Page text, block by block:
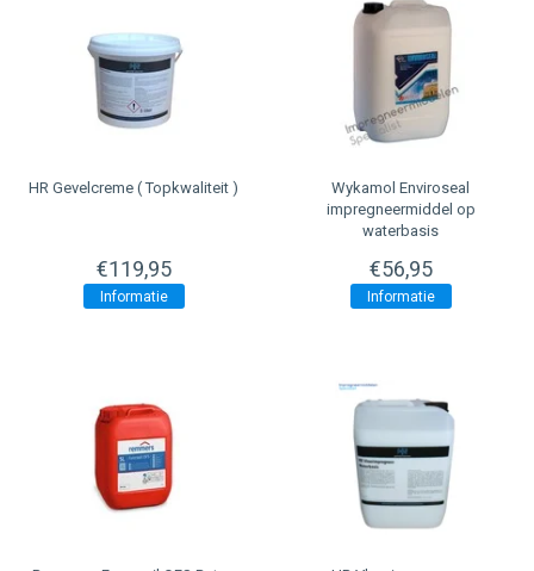
HR Gevelcreme ( Topkwaliteit )
€119,95
Informatie
Wykamol Enviroseal
impregneermiddel op
waterbasis
€56,95
Informatie